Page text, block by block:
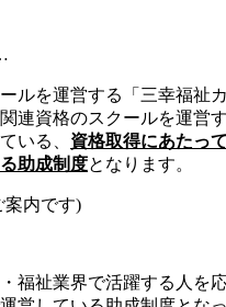
ルを運営する「三幸福祉
連資格のスクールを運営
いる、 資格取得にあたっ
助成制度となります。
案内です)
福祉業界で活躍する人を